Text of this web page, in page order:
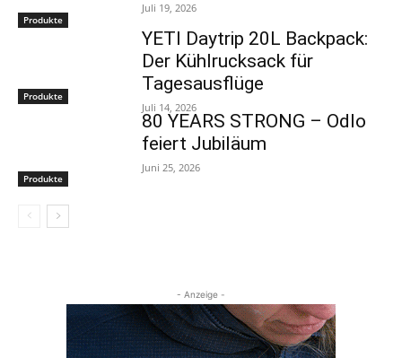
Produkte
Juli 19, 2026
Produkte
YETI Daytrip 20L Backpack:
Der Kühlrucksack für
Tagesausflüge
Juli 14, 2026
Produkte
80 YEARS STRONG – Odlo
feiert Jubiläum
Juni 25, 2026
- Anzeige -